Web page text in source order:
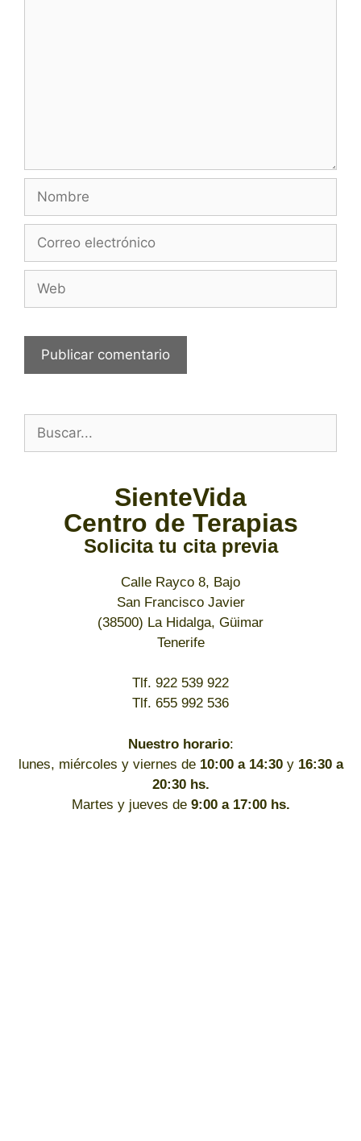
SienteVida
Centro de Terapias
Solicita tu cita previa
Calle Rayco 8, Bajo
San Francisco Javier
(38500) La Hidalga, Güimar
Tenerife
Tlf. 922 539 922
Tlf. 655 992 536
Nuestro horario:
lunes, miércoles y viernes de 10:00 a 14:30y 16:30 a
20:30 hs.
Martes y jueves de 9:00 a 17:00 hs.